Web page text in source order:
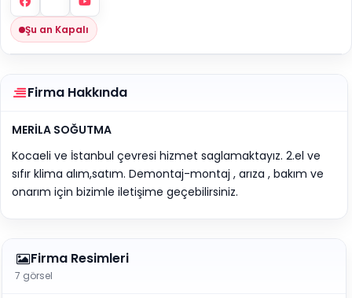
Şu an Kapalı
Firma Hakkında
MERİLA SOĞUTMA
Kocaeli ve İstanbul çevresi hizmet saglamaktayız. 2.el ve
sıfır klima alım,satım. Demontaj-montaj , arıza , bakım ve
onarım için bizimle iletişime geçebilirsiniz.
Firma Resimleri
7 görsel